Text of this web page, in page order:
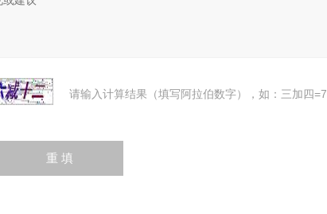
请输入计算结果（填写阿拉伯数字），如：三加四=7